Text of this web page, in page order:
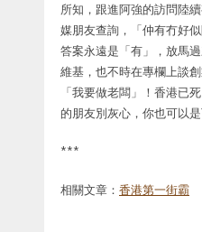
所知，跟進阿強的訪問陸
媒朋友查詢，「仲有冇好
答案永遠是「有」，放馬
維基，也不時在專欄上談
「我要做老闆」！香港已
的朋友別灰心，你也可以是
***
相關文章： 香港第一街霸